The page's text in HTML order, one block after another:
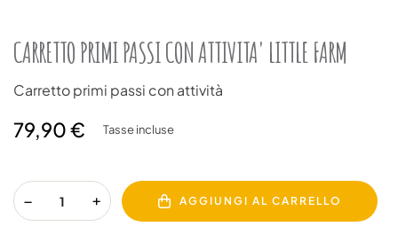
CARRETTO PRIMI PASSI CON ATTIVITA' LITTLE FARM
Carretto primi passi con attività
79,90 € Tasse incluse
AGGIUNGI AL CARRELLO